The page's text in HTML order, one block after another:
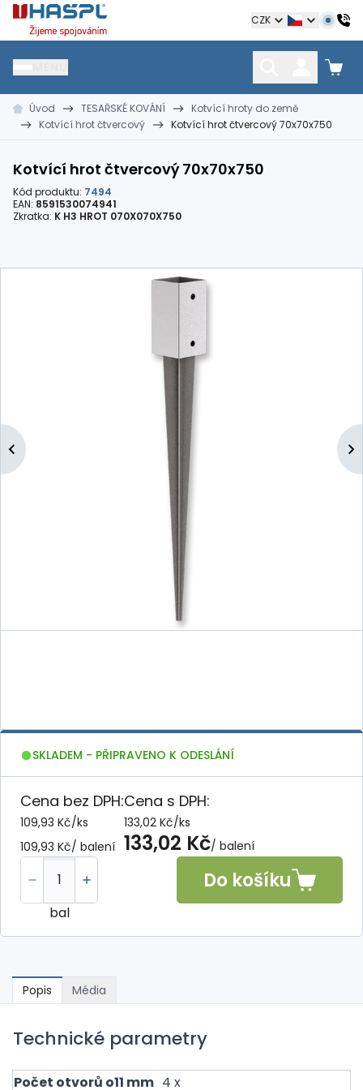
Hašpl CZK
HŘEBÍKY
kramle
SPOJOVACÍ MATERIÁL
vruty, šrouby, matice
KOTEVNÍ TECHNIKA
hmoždinky, napínáky
Úvod TESAŘSKÉ KOVÁNÍ
Kotvící hroty do země
Kotvící hrot čtvercový
Kotvící hrot čtvercový 70x70x750
Kotvící hrot čtvercový 70x70x750
Kód produktu: 7494
EAN: 8591530074941
Zkratka: K H3 HROT 070X070X750
SKLADEM - PŘIPRAVENO K ODESLÁNÍ
Cena bez DPH:
109,93 Kč/ks
109,93 Kč/ balení
Cena s DPH:
133,02 Kč/ks
133,02 Kč/ balení
bal
Do košíku
Popis Média
Technické parametry
Počet otvorů o11 mm 4 x